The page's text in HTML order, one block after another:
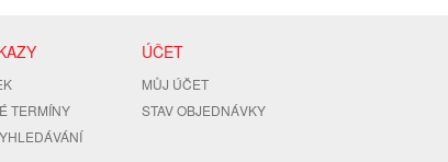
TERMÍNY
ÚČET
MŮJ ÚČET
STAV OBJEDNÁVKY